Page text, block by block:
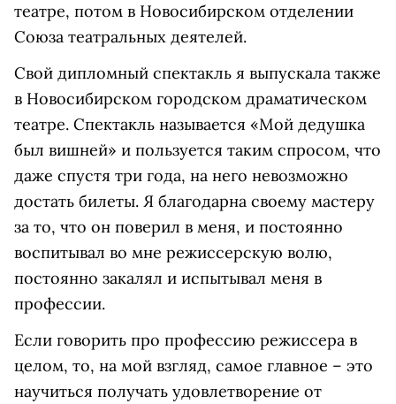
театре, потом в Новосибирском отделении
Союза театральных деятелей.
Свой дипломный спектакль я выпускала также
в Новосибирском городском драматическом
театре. Спектакль называется «Мой дедушка
был вишней» и пользуется таким спросом, что
даже спустя три года, на него невозможно
достать билеты. Я благодарна своему мастеру
за то, что он поверил в меня, и постоянно
воспитывал во мне режиссерскую волю,
постоянно закалял и испытывал меня в
профессии.
Если говорить про профессию режиссера в
целом, то, на мой взгляд, самое главное – это
научиться получать удовлетворение от